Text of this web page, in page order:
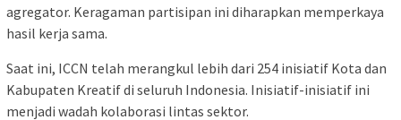
agregator. Keragaman partisipan ini diharapkan memperkaya
hasil kerja sama.
Saat ini, ICCN telah merangkul lebih dari 254 inisiatif Kota dan
Kabupaten Kreatif di seluruh Indonesia. Inisiatif-inisiatif ini
menjadi wadah kolaborasi lintas sektor.